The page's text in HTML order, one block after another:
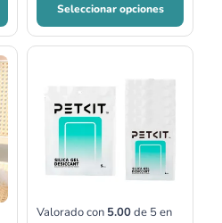
Seleccionar opciones
Valorado con 5.00de 5 en